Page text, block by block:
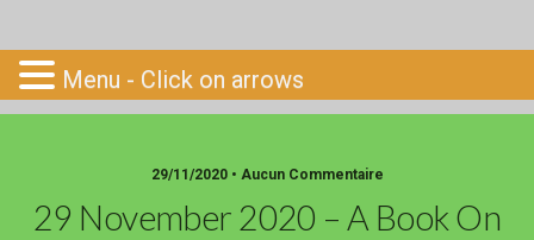
Go-South
29/11/2020 • Aucun Commentaire
29 November 2020 – A Book On
Menu - Click on arrows